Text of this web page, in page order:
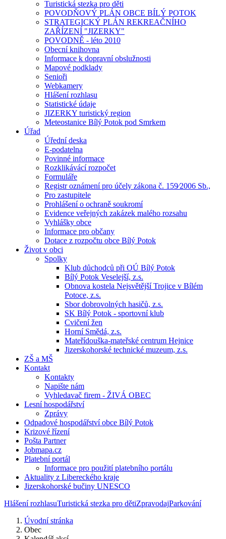
Turistická stezka pro děti
POVODŇOVÝ PLÁN OBCE BÍLÝ POTOK
STRATEGICKÝ PLÁN REKREAČNÍHO
ZAŘÍZENÍ "JIZERKY"
POVODNĚ - léto 2010
Obecní knihovna
Informace k dopravní obslužnosti
Mapové podklady
Senioři
Webkamery
Hlášení rozhlasu
Statistické údaje
JIZERKY turistický region
Meteostanice Bílý Potok pod Smrkem
Úřad
Úřední deska
E-podatelna
Povinné informace
Rozklikávácí rozpočet
Formuláře
Registr oznámení pro účely zákona č. 159⁄2006 Sb.,
Pro zastupitele
Prohlášení o ochraně soukromí
Evidence veřejných zakázek malého rozsahu
Vyhlášky obce
Informace pro občany
Dotace z rozpočtu obce Bílý Potok
Život v obci
Spolky
Klub důchodců při OÚ Bílý Potok
Bílý Potok Veselejší, z.s.
Obnova kostela Nejsvětější Trojice v Bílém
Potoce, z.s.
Sbor dobrovolných hasičů, z.s.
SK Bílý Potok - sportovní klub
Cvičení žen
Horní Smědá, z.s.
Mateřídouška-mateřské centrum Hejnice
Jizerskohorské technické muzeum, z.s.
ZŠ a MŠ
Kontakt
Kontakty
Napište nám
Vyhledavač firem - ŽIVÁ OBEC
Lesní hospodářství
Zprávy
Odpadové hospodářství obce Bílý Potok
Krizové řízení
Pošta Partner
Jobmapa.cz
Platební portál
Informace pro použití platebního portálu
Aktuality z Libereckého kraje
Jizerskohorské bučiny UNESCO
Hlášení rozhlasuTuristická stezka pro dětiZpravodajParkování
Úvodní stránka
Obec